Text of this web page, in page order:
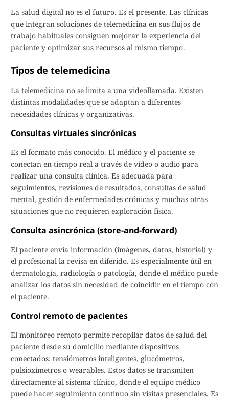
La salud digital no es el futuro. Es el presente. Las clínicas
que integran soluciones de telemedicina en sus flujos de
trabajo habituales consiguen mejorar la experiencia del
paciente y optimizar sus recursos al mismo tiempo.
Tipos de telemedicina
La telemedicina no se limita a una videollamada. Existen
distintas modalidades que se adaptan a diferentes
necesidades clínicas y organizativas.
Consultas virtuales sincrónicas
Es el formato más conocido. El médico y el paciente se
conectan en tiempo real a través de vídeo o audio para
realizar una consulta clínica. Es adecuada para
seguimientos, revisiones de resultados, consultas de salud
mental, gestión de enfermedades crónicas y muchas otras
situaciones que no requieren exploración física.
Consulta asincrónica (store-and-forward)
El paciente envía información (imágenes, datos, historial) y
el profesional la revisa en diferido. Es especialmente útil en
dermatología, radiología o patología, donde el médico puede
analizar los datos sin necesidad de coincidir en el tiempo con
el paciente.
Control remoto de pacientes
El monitoreo remoto permite recopilar datos de salud del
paciente desde su domicilio mediante dispositivos
conectados: tensiómetros inteligentes, glucómetros,
pulsioxímetros o wearables. Estos datos se transmiten
directamente al sistema clínico, donde el equipo médico
puede hacer seguimiento continuo sin visitas presenciales. Es